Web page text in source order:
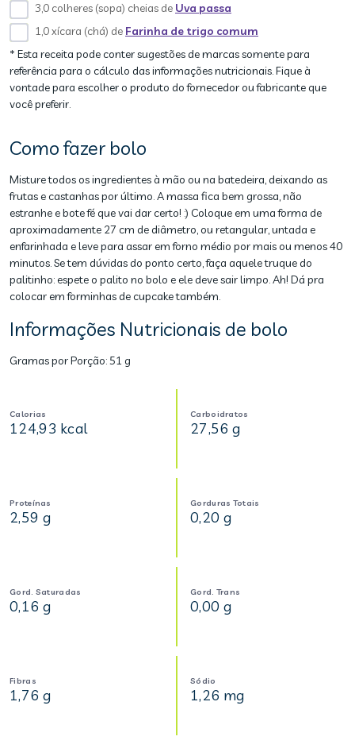
3,0 colheres (sopa) cheias de Uva passa
1,0 xícara (chá) de Farinha de trigo comum
* Esta receita pode conter sugestões de marcas somente para
referência para o cálculo das informações nutricionais. Fique à
vontade para escolher o produto do fornecedor ou fabricante que
você preferir.
Como fazer bolo
Misture todos os ingredientes à mão ou na batedeira, deixando as
frutas e castanhas por último. A massa fica bem grossa, não
estranhe e bote fé que vai dar certo! :) Coloque em uma forma de
aproximadamente 27 cm de diâmetro, ou retangular, untada e
enfarinhada e leve para assar em forno médio por mais ou menos 40
minutos. Se tem dúvidas do ponto certo, faça aquele truque do
palitinho: espete o palito no bolo e ele deve sair limpo. Ah! Dá pra
colocar em forminhas de cupcake também.
Informações Nutricionais de bolo
Gramas por Porção:51 g
Calorias
124,93 kcal
Carboidratos
27,56 g
Proteínas
2,59 g
Gorduras Totais
0,20 g
Gord. Saturadas
0,16 g
Gord. Trans
0,00 g
Fibras
1,76 g
Sódio
1,26 mg